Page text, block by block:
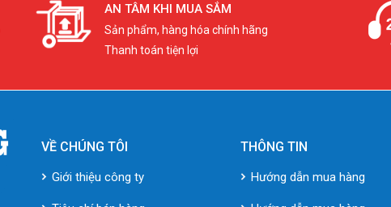
AN TÂM KHI MUA SẮM
Sản phẩm, hàng hóa chính hãng
Thanh toán tiện lợi
VỀ CHÚNG TÔI
Giới thiệu công ty
THÔNG TIN
Hướng dẫn mua hàng